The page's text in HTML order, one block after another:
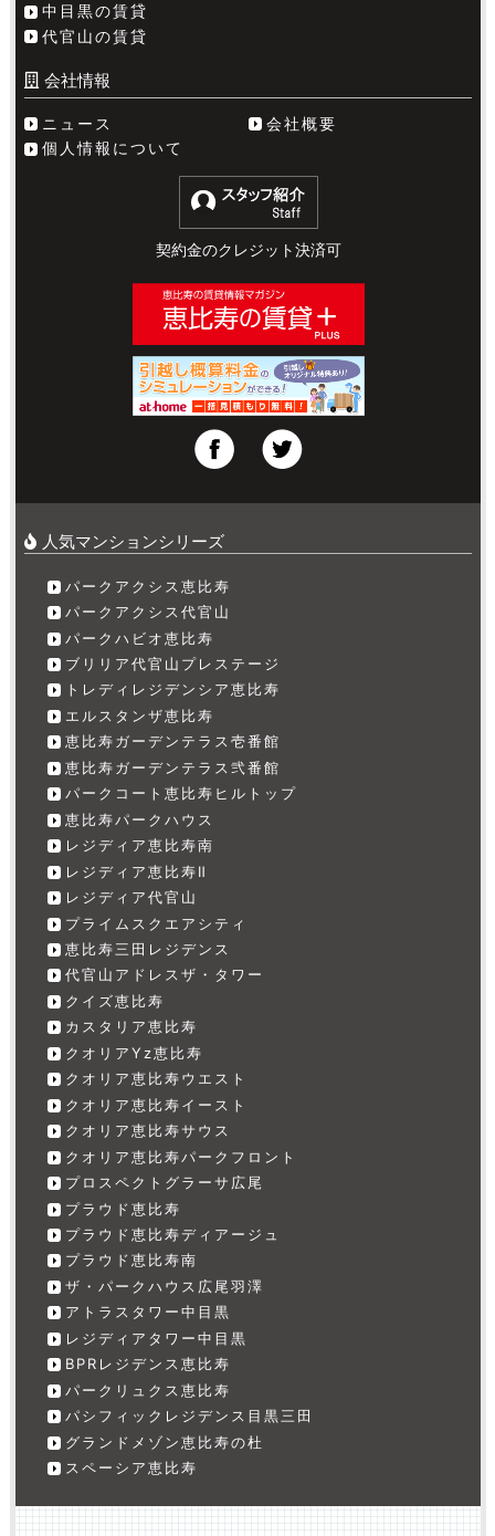
中目黒の賃貸
代官山の賃貸
会社情報
ニュース
会社概要
個人情報について
契約金のクレジット決済可
人気マンションシリーズ
パークアクシス恵比寿
パークアクシス代官山
パークハビオ恵比寿
ブリリア代官山プレステージ
トレディレジデンシア恵比寿
エルスタンザ恵比寿
恵比寿ガーデンテラス壱番館
恵比寿ガーデンテラス弐番館
パークコート恵比寿ヒルトップ
恵比寿パークハウス
レジディア恵比寿南
レジディア恵比寿Ⅱ
レジディア代官山
プライムスクエアシティ
恵比寿三田レジデンス
代官山アドレスザ・タワー
クイズ恵比寿
カスタリア恵比寿
クオリアYz恵比寿
クオリア恵比寿ウエスト
クオリア恵比寿イースト
クオリア恵比寿サウス
クオリア恵比寿パークフロント
プロスペクトグラーサ広尾
プラウド恵比寿
プラウド恵比寿ディアージュ
プラウド恵比寿南
ザ・パークハウス広尾羽澤
アトラスタワー中目黒
レジディアタワー中目黒
BPRレジデンス恵比寿
パークリュクス恵比寿
パシフィックレジデンス目黒三田
グランドメゾン恵比寿の杜
スペーシア恵比寿